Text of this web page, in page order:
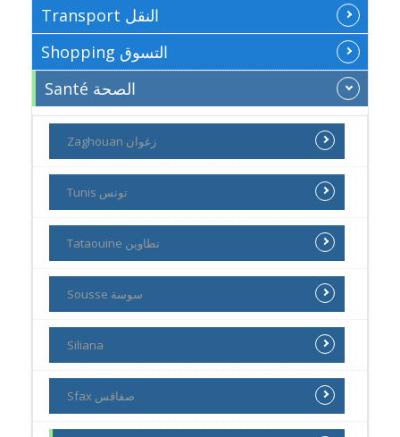
Transport النقل
Shopping التسوق
Santé الصحة
Zaghouan زغوان
Tunis تونس
Tataouine تطاوين
Sousse سوسة
Siliana
Sfax صفاقس